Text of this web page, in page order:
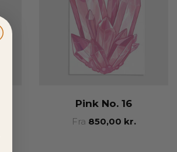
Pink No. 16
Fra 850,00 kr.